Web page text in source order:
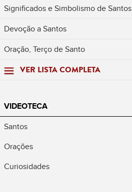
Significados e Simbolismo de Santos
Devoção a Santos
Oração, Terço de Santo
VER LISTA COMPLETA
VIDEOTECA
Santos
Orações
Curiosidades